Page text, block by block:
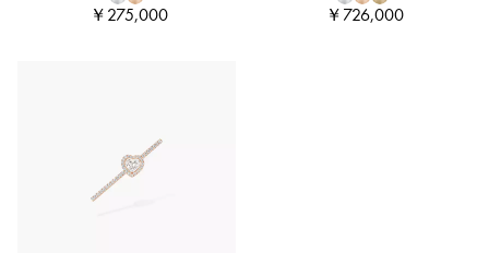
￥275,000 ￥726,000